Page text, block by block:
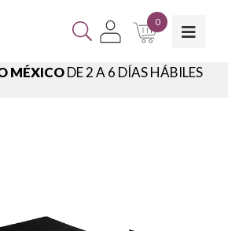
0
MÉXICODE 2 A 6 DÍAS HÁBILES